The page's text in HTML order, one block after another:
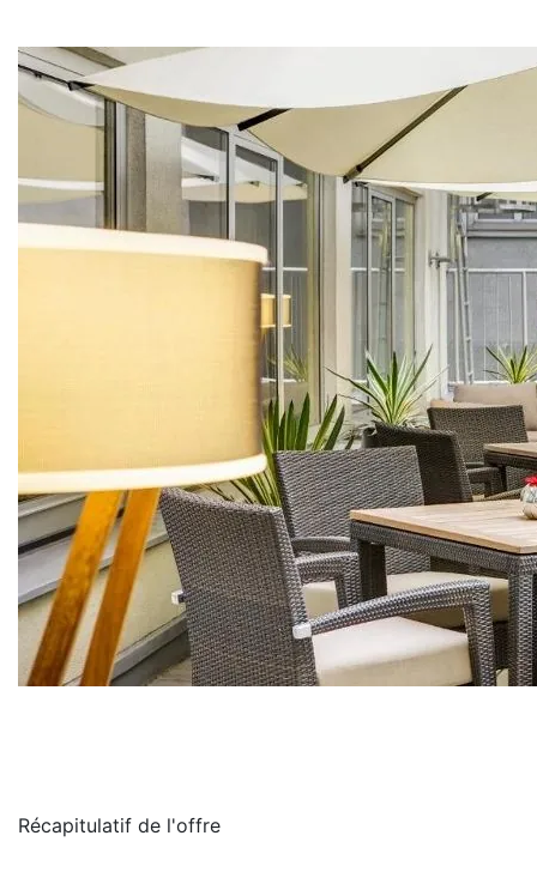
Récapitulatif de l'offre